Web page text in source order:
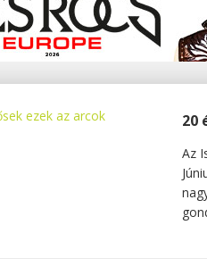
20
Az